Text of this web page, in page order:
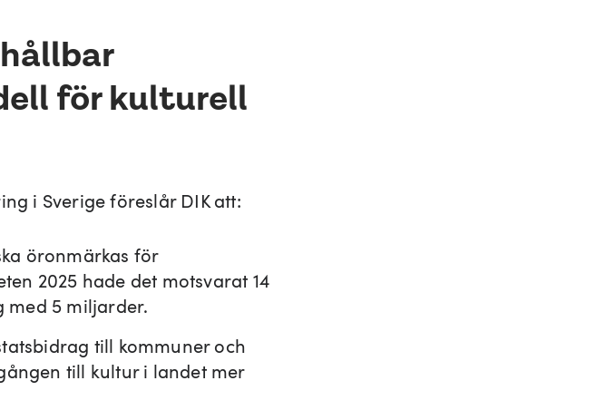
för kulturell
i Sverige föreslår DIK att:
öronmärkas för
2025 hade det motsvarat 14
med 5 miljarder.
till kommuner och
till kultur i landet mer